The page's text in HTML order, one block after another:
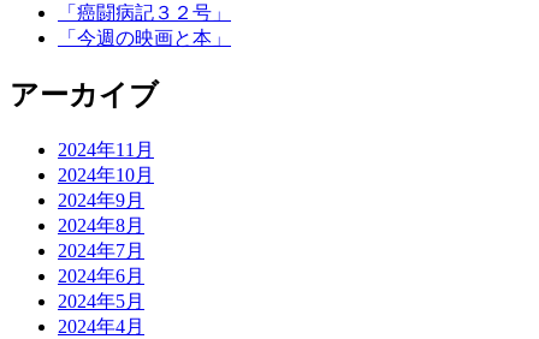
「癌闘病記３２号」
「今週の映画と本」
アーカイブ
2024年11月
2024年10月
2024年9月
2024年8月
2024年7月
2024年6月
2024年5月
2024年4月